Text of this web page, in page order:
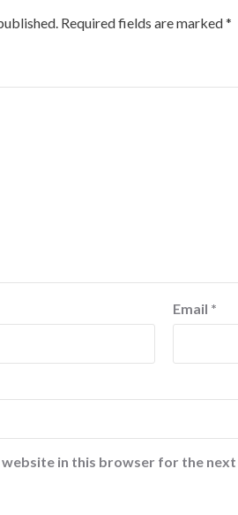
Required fields are marked*
Email *
website in this browser for the next